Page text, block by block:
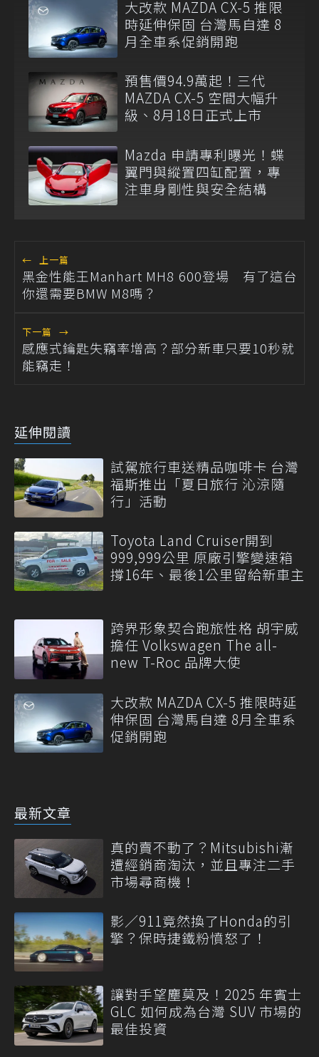
大改款 MAZDA CX-5 推限
時延伸保固 台灣馬自達 8
月全車系促銷開跑
預售價94.9萬起！三代
MAZDA CX-5 空間大幅升
級、8月18日正式上市
Mazda 申請專利曝光！蝶
翼門與縱置四缸配置，專
注車身剛性與安全結構
← 上一篇
黑金性能王Manhart MH8 600登場 有了這台
你還需要BMW M8嗎？
下一篇 →
感應式鑰匙失竊率增高？部分新車只要10秒就
能竊走！
延伸閱讀
試駕旅行車送精品咖啡卡 台灣
福斯推出「夏日旅行 沁涼隨
行」活動
Toyota Land Cruiser開到
999,999公里 原廠引擎變速箱
撐16年、最後1公里留給新車主
跨界形象契合跑旅性格 胡宇威
擔任 Volkswagen The all-
new T-Roc 品牌大使
大改款 MAZDA CX-5 推限時延
伸保固 台灣馬自達 8月全車系
促銷開跑
最新文章
真的賣不動了？Mitsubishi漸
遭經銷商淘汰，並且專注二手
市場尋商機！
影／911竟然換了Honda的引
擎？保時捷鐵粉憤怒了！
讓對手望塵莫及！2025 年賓士
GLC 如何成為台灣 SUV 市場的
最佳投資